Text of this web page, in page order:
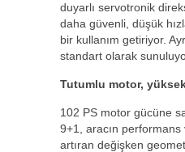
duyarlı servotronik
daha güvenli, düşük
bir kullanım getiriyor.
standart olarak
Tutumlu motor,
102 PS motor gücüne
9+1, aracın
artıran değişken